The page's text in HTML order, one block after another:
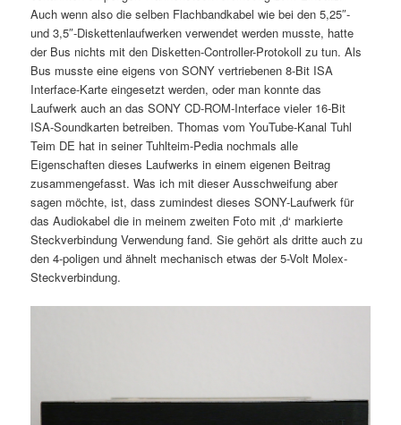
Auch wenn also die selben Flachbandkabel wie bei den 5,25″-
und 3,5″-Diskettenlaufwerken verwendet werden musste, hatte
der Bus nichts mit den Disketten-Controller-Protokoll zu tun. Als
Bus musste eine eigens von SONY vertriebenen 8-Bit ISA
Interface-Karte eingesetzt werden, oder man konnte das
Laufwerk auch an das SONY CD-ROM-Interface vieler 16-Bit
ISA-Soundkarten betreiben. Thomas vom YouTube-Kanal Tuhl
Teim DE hat in seiner Tuhlteim-Pedia nochmals alle
Eigenschaften dieses Laufwerks in einem eigenen Beitrag
zusammengefasst. Was ich mit dieser Ausschweifung aber
sagen möchte, ist, dass zumindest dieses SONY-Laufwerk für
das Audiokabel die in meinem zweiten Foto mit ‚d‘ markierte
Steckverbindung Verwendung fand. Sie gehört als dritte auch zu
den 4-poligen und ähnelt mechanisch etwas der 5-Volt Molex-
Steckverbindung.